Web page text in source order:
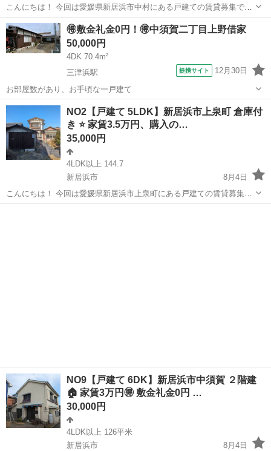
こんにちは！ 今回は愛媛県新居浜市中村にある戸建ての賃貸募集で
す。 ①賃料毎月 32,000円（家賃30,700円 家賃保証会社1300円） ②初
期費用 40,000円 （家賃保証会社への支払い：20,000円（...
愛媛 新居浜市 一戸建て 物件
🉐敷金礼金0円！🉐中須賀二丁目上野借家
50,000円
4DK 70.4m²
三津浜駅
提携サイト 12月30日
お部屋数があり、お手頃な一戸建て
愛媛 松山市 三津浜駅 一戸建て
NO2【戸建て 5LDK】新居浜市上泉町 倉庫付
き ⭐ 家賃3.5万円、購入の…
35,000円
4LDK以上 144.7
新居浜市
8月4日
こんにちは！ 今回は愛媛県新居浜市上泉町にある戸建ての賃貸募集で
す。 ①賃料毎月 35,000円（家賃33,700円 家賃保証会社1,300円） ②初
NO9【戸建て 6DK】新居浜市中須賀 ２階建
🏠 家賃3万円🉐 敷金礼金0円 …
30,000円
4LDK以上 126平米
新居浜市
8月4日